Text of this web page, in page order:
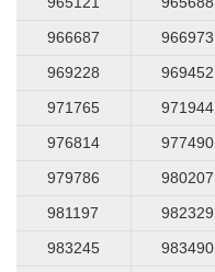
966687
966973
969228
969452
971765
971944
976814
977490
979786
980207
981197
982329
983245
983490